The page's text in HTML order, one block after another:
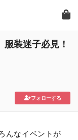
服装迷子必見！
フォローする
んなイベントが